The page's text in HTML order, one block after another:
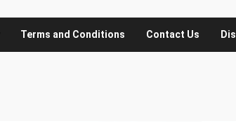
Terms and Conditions Contact Us